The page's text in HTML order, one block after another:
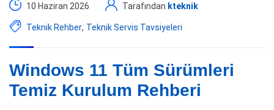
10 Haziran 2026 Tarafından kteknik
Teknik Rehber, Teknik Servis Tavsiyeleri
Windows 11 Tüm Sürümleri
Temiz Kurulum Rehberi